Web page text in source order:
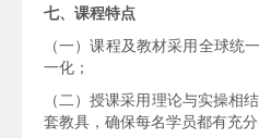
七、课程特点
（一）课程及教材采用全球统
一化；
（二）授课采用理论与实操相
套教具，确保每名学员都有充分